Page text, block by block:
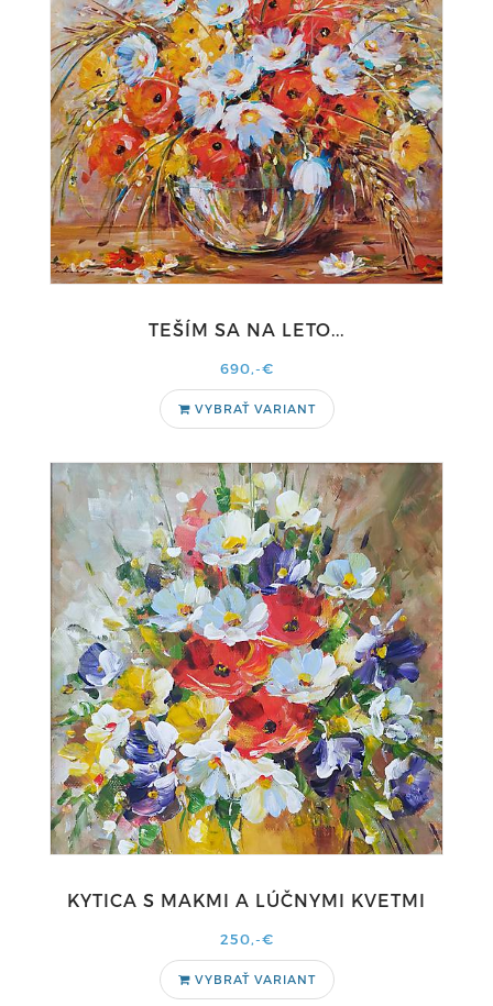
TEŠÍM SA NA LETO...
690,-€
VYBRAŤ VARIANT
KYTICA S MAKMI A LÚČNYMI KVETMI
250,-€
VYBRAŤ VARIANT